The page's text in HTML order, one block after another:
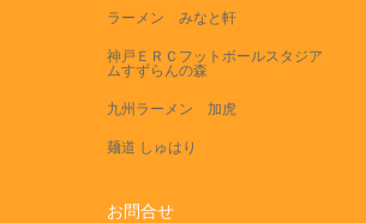
ラーメン みなと軒
神戸ＥＲＣフットボールスタジア
ムすずらんの森
九州ラーメン 加虎
麺道 しゅはり
お問合せ